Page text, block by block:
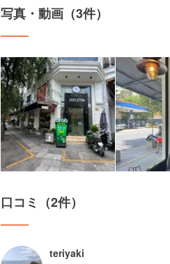
写真・動画（3件）
口コミ（2件）
teriyaki